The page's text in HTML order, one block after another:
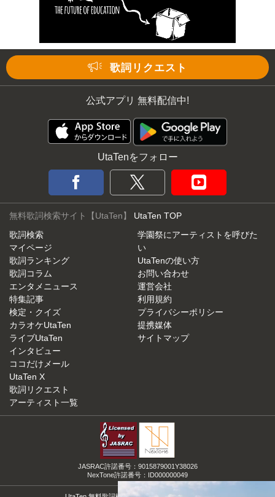
歌詞リクエスト
公式アプリ 無料配信中!
UtaTenをフォロー
無料歌詞検索サイト【UtaTen】 UtaTen TOP
歌詞検索
マイページ
歌詞ランキング
歌詞コラム
エンタメニュース
特集記事
検定・クイズ
カラオケUtaTen
ライブUtaTen
インタビュー
ココだけメール
UtaTen X
歌詞リクエスト
アーティスト一覧
学園祭にアーティストを呼びた
い
UtaTenの使い方
お問い合わせ
運営会社
利用規約
プライバシーポリシー
提携媒体
サイトマップ
JASRAC許諾番号：9015879001Y38026
NexTone許諾番号：ID000000049